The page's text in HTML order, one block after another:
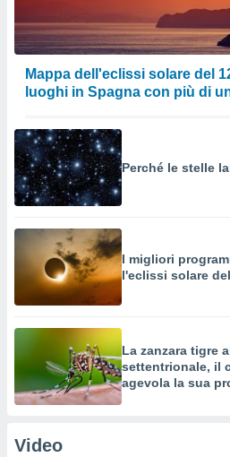
Mappa dell'eclissi solare del
luoghi in Spagna con più di
Perché le stelle
I migliori
l'eclissi solare
La zanzara tigre
settentrionale, il
agevola la sua
Video